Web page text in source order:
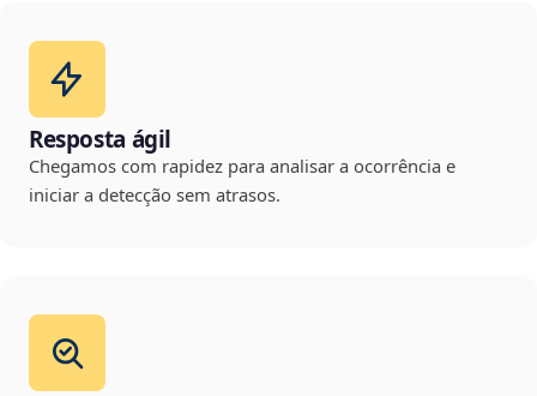
Resposta ágil
Chegamos com rapidez para analisar a ocorrência e
iniciar a detecção sem atrasos.